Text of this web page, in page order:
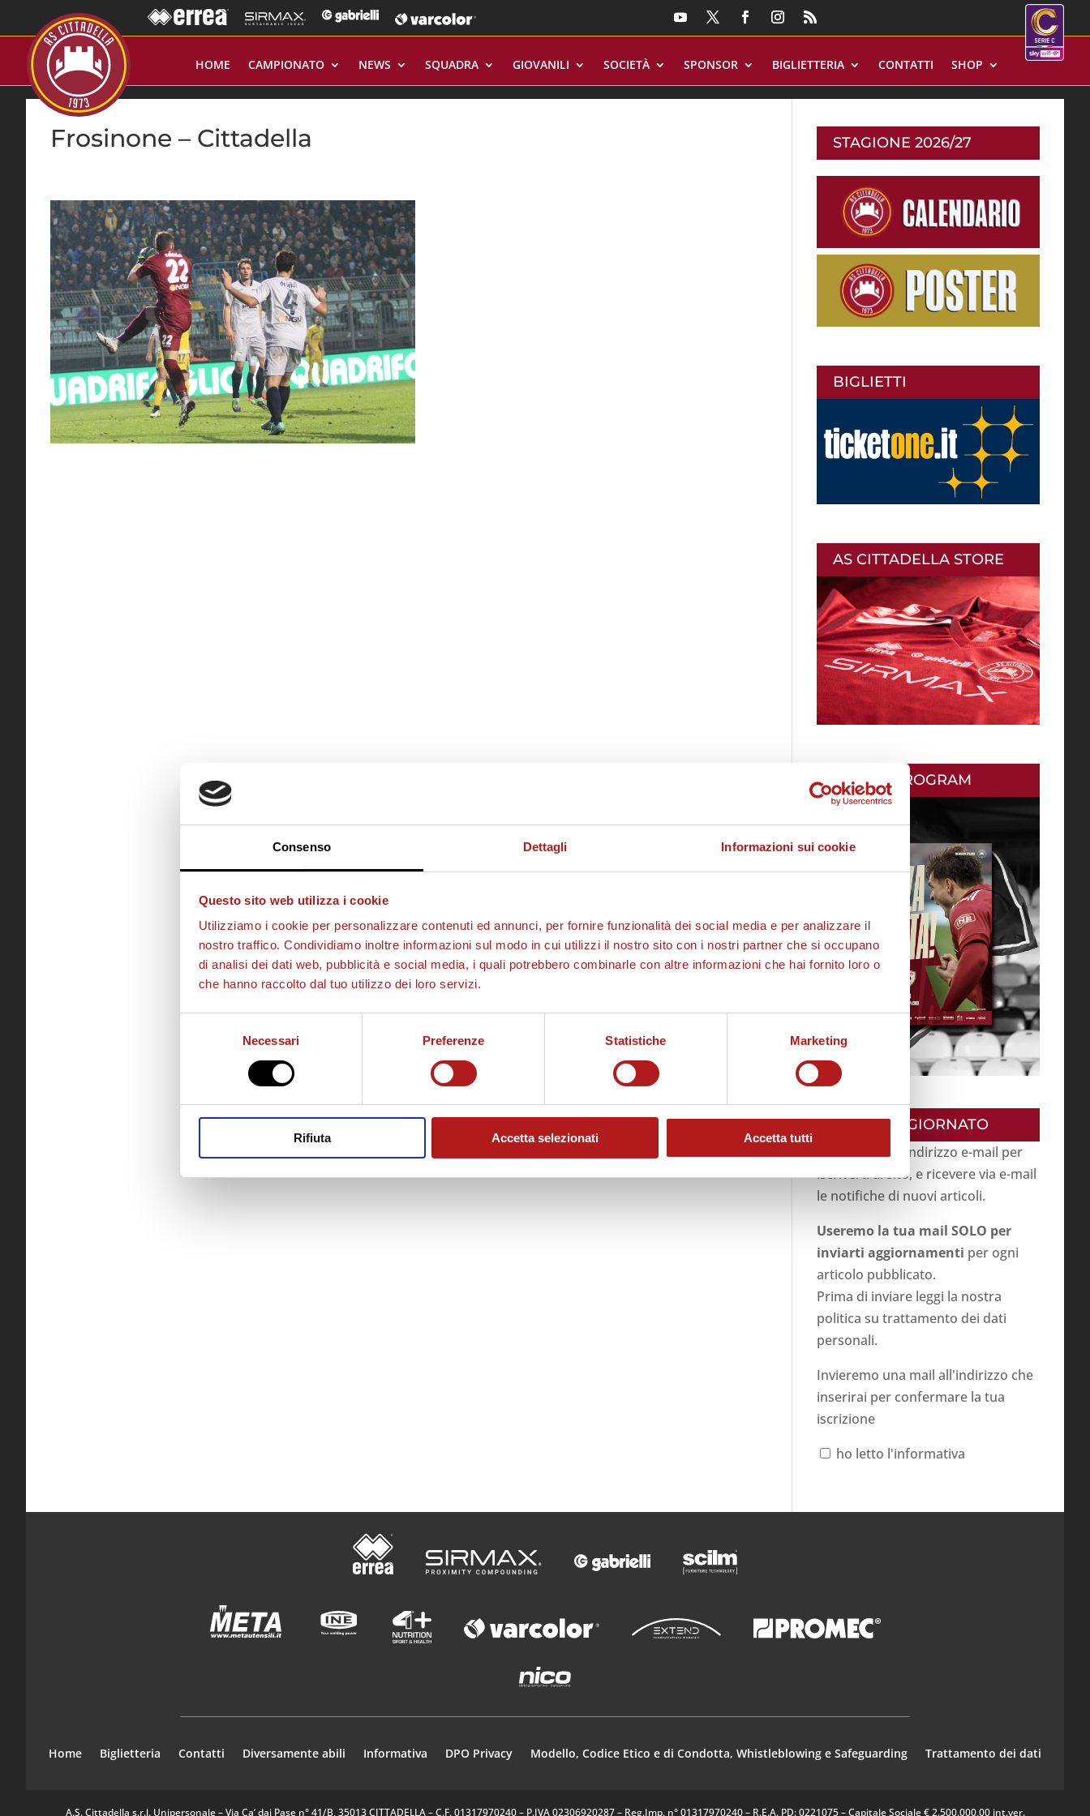
Consenso Dettagli Informazioni sui cookie
Questo sito web utilizza i cookie
Utilizziamo i cookie per personalizzare contenuti ed annunci, per fornire funzionalità dei social media e per analizzare il
nostro traffico. Condividiamo inoltre informazioni sul modo in cui utilizzi il nostro sito con i nostri partner che si occupano
di analisi dei dati web, pubblicità e social media, i quali potrebbero combinarle con altre informazioni che hai fornito loro o
che hanno raccolto dal tuo utilizzo dei loro servizi.
Necessari Preferenze Statistiche Marketing
Rifiuta Accetta selezionati Accetta tutti
HOME CAMPIONATO NEWS SQUADRA GIOVANILI SOCIETÀ SPONSOR BIGLIETTERIA CONTATTI SHOP
Frosinone – Cittadella STAGIONE 2026/27
BIGLIETTI
AS CITTADELLA STORE
MATCH PROGRAM
RESTA AGGIORNATO
Inserisci il tuo indirizzo e-mail per
iscriverti al sito, e ricevere via e-mail
le notifiche di nuovi articoli.
Useremo la tua mail SOLO per
inviarti aggiornamenti per ogni
articolo pubblicato.
Prima di inviare leggi la nostra
politica su trattamento dei dati
personali.
Invieremo una mail all'indirizzo che
inserirai per confermare la tua
iscrizione
ho letto l'informativa
Home Biglietteria Contatti Diversamente abili Informativa DPO Privacy Modello, Codice Etico e di Condotta, Whistleblowing e Safeguarding Trattamento dei dati
A.S. Cittadella s.r.l. Unipersonale – Via Ca’ dai Pase n° 41/B, 35013 CITTADELLA – C.F. 01317970240 – P.IVA 02306920287 – Reg.Imp. n° 01317970240 – R.E.A. PD: 0221075 – Capitale Sociale € 2.500.000,00 int.ver.